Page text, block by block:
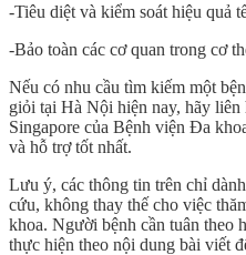
-Tiêu diệt và kiểm soát hiệu quả
-Bảo toàn các cơ quan trong cơ
Nếu có nhu cầu tìm kiếm một
giỏi tại Hà Nội hiện nay, hãy
Singapore của Bệnh viện Đa
và hỗ trợ tốt nhất.
Lưu ý, các thông tin trên chỉ
cứu, không thay thế cho việc
khoa. Người bệnh cần tuân theo
thực hiện theo nội dung bài viết